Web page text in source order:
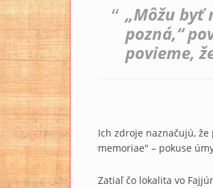
„Môžu byť
pozná,“
povieme,
Ich zdroje naznačujú,
memoriae" – pokuse
Zatiaľ čo lokalita vo